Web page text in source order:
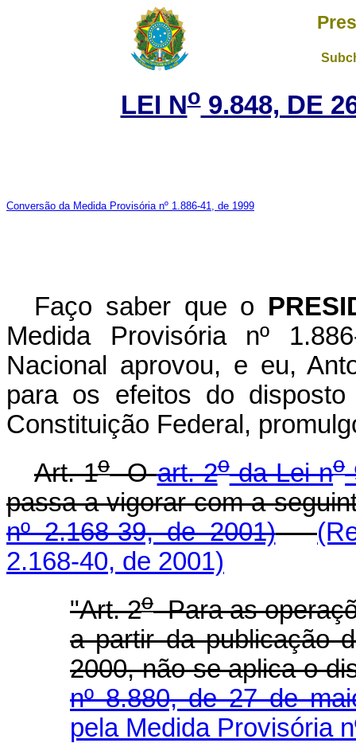
LEI No9.848, DE
Conversão da Medida Provisória nº 1.886-41, de 1999
Faço saber que o
Medida Provisória nº
Nacional aprovou, e eu,
para os efeitos do
Constituição Federal,
Art. 1oOart. 2oda Lei no
passa a vigorar com a
nº 2.168-39, de 2001)
2.168-40, de 2001)
"Art. 2oPara as
a partir da publicação
2000, não se aplica o
nº 8.880, de 27 de
pela Medida Provisória